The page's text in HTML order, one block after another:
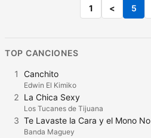
1
< 5
TOP CANCIONES
1 Canchito
Edwin El Kimiko
2 La Chica Sexy
Los Tucanes de Tijuana
3 Te Lavaste la Cara y el Mono No
Banda Maguey